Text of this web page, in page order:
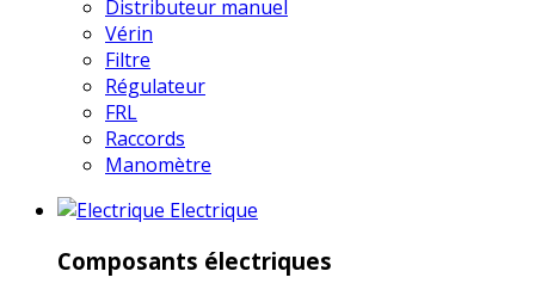
Distributeur manuel
Vérin
Filtre
Régulateur
FRL
Raccords
Manomètre
Electrique
Composants électriques